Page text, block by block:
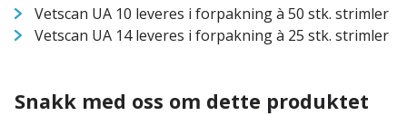
Vetscan UA 10 leveres i forpakning à 50 stk. strimler
Vetscan UA 14 leveres i forpakning à 25 stk. strimler
Snakk med oss om dette produktet